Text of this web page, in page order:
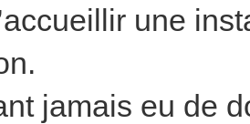
une
jamais eu de